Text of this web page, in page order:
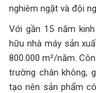
nghiêm ngặt và đội
Với gần 15 năm
hữu nhà máy sản
800.000 m²/năm.
trường chân không,
tạo nên sản phẩm